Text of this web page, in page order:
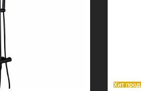
Хит